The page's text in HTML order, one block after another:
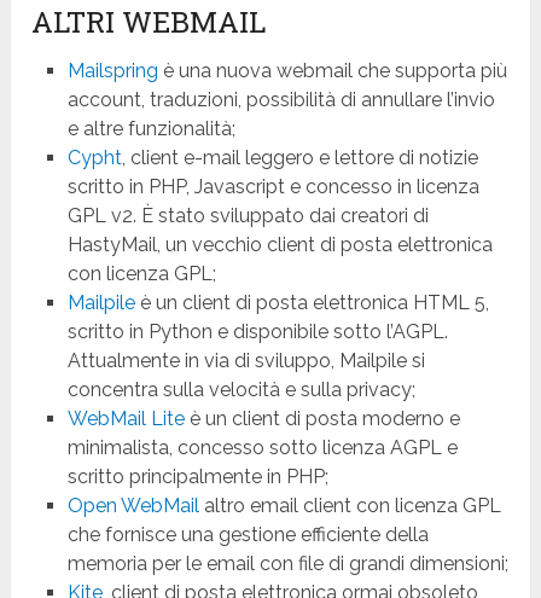
ALTRI WEBMAIL
Mailspring è una nuova webmail che supporta più
account, traduzioni, possibilità di annullare l’invio
e altre funzionalità;
Cypht, client e-mail leggero e lettore di notizie
scritto in PHP, Javascript e concesso in licenza
GPL v2. È stato sviluppato dai creatori di
HastyMail, un vecchio client di posta elettronica
con licenza GPL;
Mailpile è un client di posta elettronica HTML 5,
scritto in Python e disponibile sotto l’AGPL.
Attualmente in via di sviluppo, Mailpile si
concentra sulla velocità e sulla privacy;
WebMail Lite è un client di posta moderno e
minimalista, concesso sotto licenza AGPL e
scritto principalmente in PHP;
Open WebMail altro email client con licenza GPL
che fornisce una gestione efficiente della
memoria per le email con file di grandi dimensioni;
Kite, client di posta elettronica ormai obsoleto